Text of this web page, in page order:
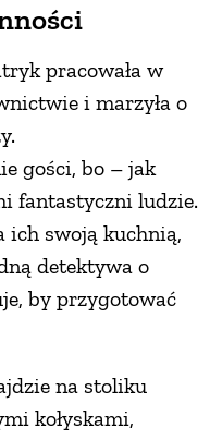
pracowała w
i marzyła o
gości, bo – jak
fantastyczni ludzie.
ich swoją kuchnią,
detektywa o
by przygotować
na stoliku
kołyskami,